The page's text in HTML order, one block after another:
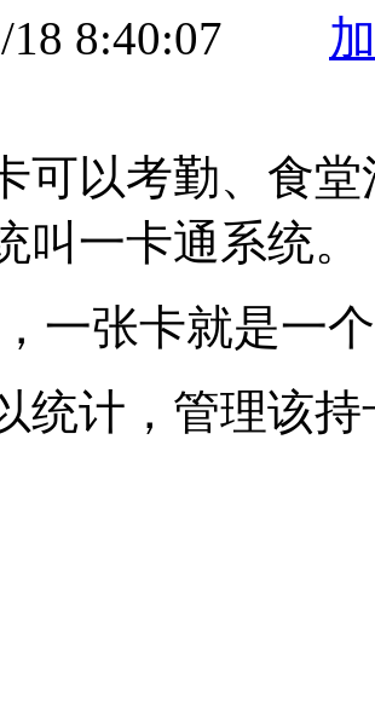
18 8:40:07
可以考勤、食
叫一卡通系统。
一张卡就是一
统计，管理该